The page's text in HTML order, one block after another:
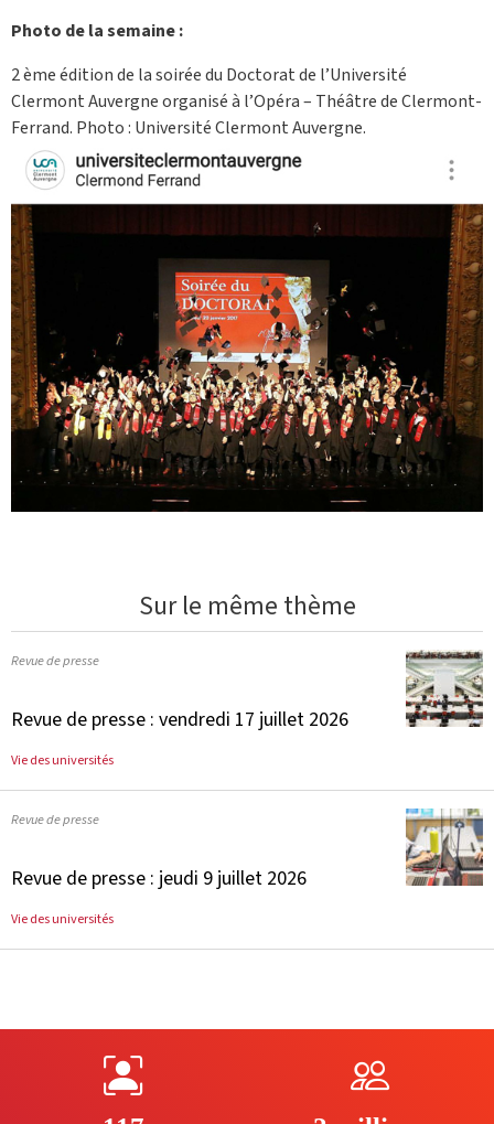
Photo de la semaine :
2 ème édition de la soirée du Doctorat de l’Université
Clermont Auvergne organisé à l’Opéra – Théâtre de Clermont-
Ferrand. Photo : Université Clermont Auvergne.
Sur le même thème
Revue de presse
Revue de presse : vendredi 17 juillet 2026
Vie des universités
Revue de presse
Revue de presse : jeudi 9 juillet 2026
Vie des universités